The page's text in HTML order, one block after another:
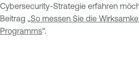
Cybersecurity-Strategie erfahren
Beitrag „So messen Sie die
Programms“.